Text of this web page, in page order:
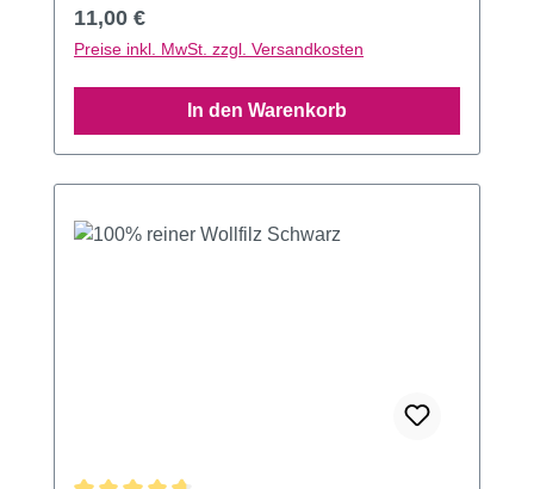
Regulärer Preis:
11,00 €
Preise inkl. MwSt. zzgl. Versandkosten
In den Warenkorb